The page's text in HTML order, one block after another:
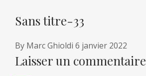
Sans titre-33
By Marc Ghioldi 6 janvier 2022
Laisser un commentaire